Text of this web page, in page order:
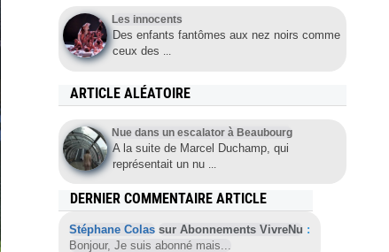
Les innocents
Des enfants fantômes aux nez noirs comme
ceux des ...
ARTICLE ALÉATOIRE
Nue dans un escalator à Beaubourg
A la suite de Marcel Duchamp, qui
représentait un nu
DERNIER COMMENTAIRE ARTICLE
Stéphane Colas sur Abonnements VivreNu :
Bonjour, Je suis abonné mais...